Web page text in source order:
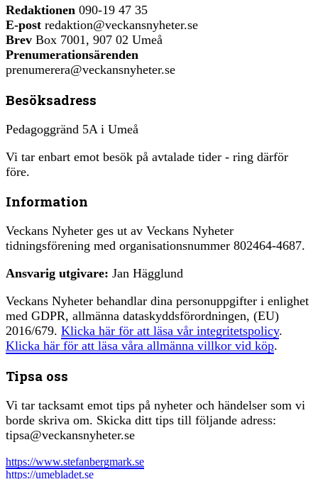
Redaktionen 090-19 47 35
E-post redaktion@veckansnyheter.se
Brev Box 7001, 907 02 Umeå
Prenumerationsärenden
prenumerera@veckansnyheter.se
Besöksadress
Pedagoggränd 5A i Umeå
Vi tar enbart emot besök på avtalade tider - ring därför
före.
Information
Veckans Nyheter ges ut av Veckans Nyheter
tidningsförening med organisationsnummer 802464-4687.
Ansvarig utgivare: Jan Hägglund
Veckans Nyheter behandlar dina personuppgifter i enlighet
med GDPR, allmänna dataskyddsförordningen, (EU)
2016/679. Klicka här för att läsa vår integritetspolicy.
Klicka här för att läsa våra allmänna villkor vid köp.
Tipsa oss
Vi tar tacksamt emot tips på nyheter och händelser som vi
borde skriva om. Skicka ditt tips till följande adress:
tipsa@veckansnyheter.se
https://www.stefanbergmark.se
https://umebladet.se